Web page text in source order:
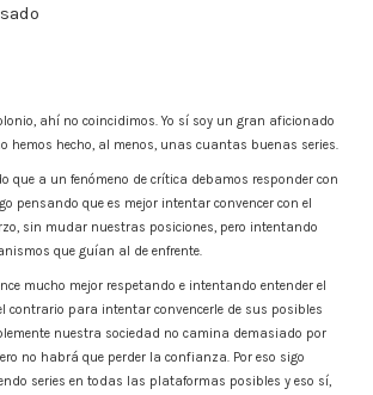
ahí no coincidimos. Yo sí soy un gran aficionado
hemos hecho, al menos, unas cuantas buenas series.
que a un fenómeno de crítica debamos responder con
pensando que es mejor intentar convencer con el
sin mudar nuestras posiciones, pero intentando
que guían al de enfrente.
mucho mejor respetando e intentando entender el
contrario para intentar convencerle de sus posibles
nuestra sociedad no camina demasiado por
no habrá que perder la confianza. Por eso sigo
series en todas las plataformas posibles y eso sí,